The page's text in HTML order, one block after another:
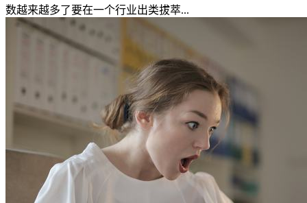
数越来越多了要在一个行业出类拔萃...